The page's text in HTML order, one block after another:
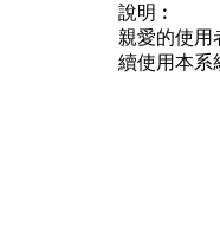
說明︰
親愛的使用
續使用本系